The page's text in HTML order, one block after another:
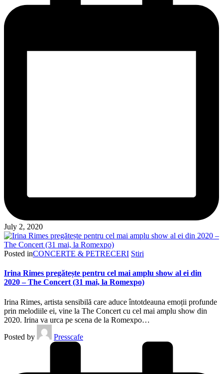
July 2, 2020
Posted inCONCERTE & PETRECERI Stiri
Irina Rimes pregătește pentru cel mai amplu show al ei din
2020 – The Concert (31 mai, la Romexpo)
Irina Rimes, artista sensibilă care aduce întotdeauna emoții profunde
prin melodiile ei, vine la The Concert cu cel mai amplu show din
2020. Irina va urca pe scena de la Romexpo…
Posted by
Presscafe